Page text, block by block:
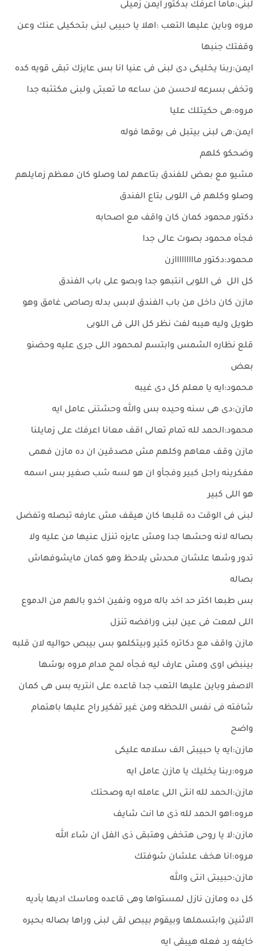
لبنى:ماما اعرفك بدكتور ايمن زميلى
مروه وباين عليها التعب :اهلا يا حبيبى لبنى بتحكيلى عنك وعن
وقفتك جنبها
ايمن:ربنا يخليكى دى لبنى فى عنيا انا بس عايزك تبقى قويه كده
وتخفى بسرعه لاحسن من ساعه ما تعبتى ولبنى مكتئبه جدا
مروه:هى حكيتلك عليا
ايمن:هى لبنى بيتبل فى بوقها فوله
وضحكو كلهم
مشيو مع بعض للفندق بتاعهم لما وصلو كان معظم زمايلهم
وصلو وكلهم فى اللوبى بتاع الفندق
دكتور محمود كمان كان واقف مع اصحابه
فجأه محمود بصوت عالى جدا
محمود:دكتور مااااااااازن
كل الل فى اللوبى انتبهو جدا وبصو على باب الفندق
مازن كان داخل من باب الفندق لابس بدله رصاصى غامق وهو
طويل وليه هيبه لفت نظر كل اللى فى اللوبى
قلع نظاره الشمس وابتسم لمحمود اللى جرى عليه وحضنو
بعض
محمود:ايه يا معلم كل دى غيبه
مازن:دى هى سنه وحيده بس والله وحشتنى عامل ايه
محمود:الحمد لله تمام تعالى اقف معانا اعرفك على زمايلنا
مازن وقف معاهم وكلهم مش مصدقين ان ده مازن فهمى
مفكرينه راجل كبير وفجأو ان هو لسه شب صغير بس اسمه
هو اللى كبير
لبنى فى الوقت ده قلبها كان هيقف مش عارفه تبصله وتفضل
بصاله لانه وحشها جدا ومش عايزه تنزل عنيها من عليه ولا
تدور وشها علشان محدش يلاحظ وهو كمان مايشوفهاش
بصاله
بس طبعا اكتر حد اخد باله مروه ونفين اخدو بالهم من الدموع
اللى لمعت فى عين لبنى ورافضه تنزل
مازن واقف مع دكاتره كتير وبيتكلمو بس بيبص حواليه لان قلبه
بينبض اوى ومش عارف ليه فجأه لمح مدام مروه بوشها
الاصفر وباين عليها التعب جدا قاعده على انتريه بس هى كمان
شافته فى نفس اللحظه ومن غير تفكير راح عليها باهتمام
واضح
مازن:ايه يا حبيبتى الف سلامه عليكى
مروه:ربنا يخليك يا مازن عامل ايه
مازن:الحمد لله انتى اللى عامله ايه وصحتك
مروه:اهو الحمد لله ذى ما انت شايف
مازن:لا يا روحى هتخفى وهتبقى ذى الفل ان شاء الله
مروه:انا هخف علشان شوفتك
مازن:حبيبتى انتى والله
كل ده ومازن نازل لمستواها وهى قاعده وماسك اديها بأديه
الاثنين وابتسملها وبيقوم بيبص لقى لبنى وراها بصاله بحيره
خايفه رد فعله هيبقى ايه